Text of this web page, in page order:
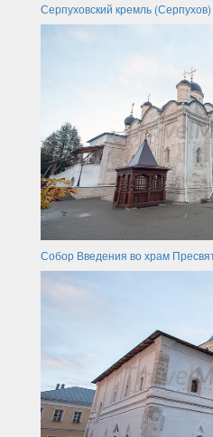
Серпуховский кремль (Серпухов)
Собор Введения во храм